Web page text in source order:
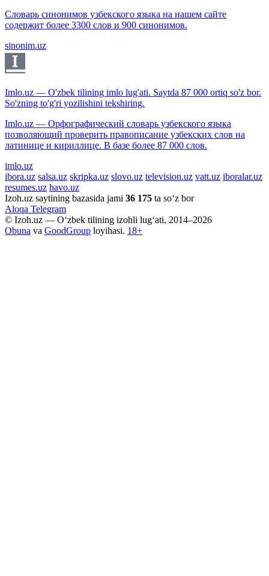
Словарь синонимов узбекского языка на нашем сайте
содержит более 3300 слов и 900 синонимов.
sinonim.uz
Imlo.uz — O'zbek tilining imlo lug'ati. Saytda 87 000 ortiq so'z bor.
So'zning to'g'ri yozilishini tekshiring.
Imlo.uz — Орфографический словарь узбекского языка
позволяющий проверить правописание узбекских слов на
латинице и кириллице. В базе более 87 000 слов.
imlo.uz
ibora.uz salsa.uz skripka.uz slovo.uz television.uz vatt.uz iboralar.uz
resumes.uz havo.uz
Izoh.uz saytining bazasida jami 36 175 ta so‘z bor
Aloqa Telegram
© Izoh.uz — O‘zbek tilining izohli lug‘ati, 2014–2026
Obuna va GoodGroup loyihasi. 18+